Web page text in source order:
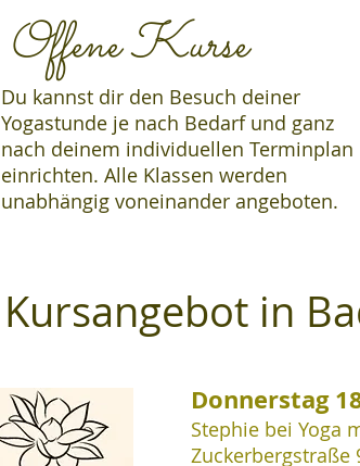
Offene Kurse
Du kannst dir den Besuch deiner
Yogastunde je nach Bedarf und ganz
nach deinem individuellen Terminplan
einrichten. Alle Klassen werden
unabhängig voneinander angeboten.
Kursangebot in
Donnerstag
Stephie bei Yoga
Zuckerbergstraße